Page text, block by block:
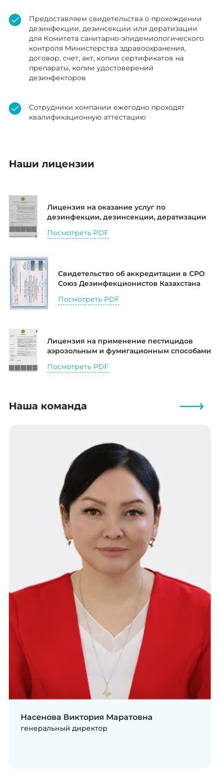
Предоставляем свидетельства о прохождении
дезинфекции, дезинсекции или дератизации
для Комитета санитарно-эпидемиологического
контроля Министерства здравоохранения,
договор, счет, акт, копии сертификатов на
препараты, копии удостоверений
дезинфекторов
Сотрудники компании ежегодно проходят
квалификационную аттестацию
Наши лицензии
Лицензия на оказание услуг по
дезинфекции, дезинсекции, дератизации
Посмотреть PDF
Свидетельство об аккредитации в СРО
Союз Дезинфекционистов Казахстана
Посмотреть PDF
Лицензия на применение пестицидов
аэрозольным и фумигационным способами
Посмотреть PDF
Наша команда
Насенова Виктория Маратовна
генеральный директор